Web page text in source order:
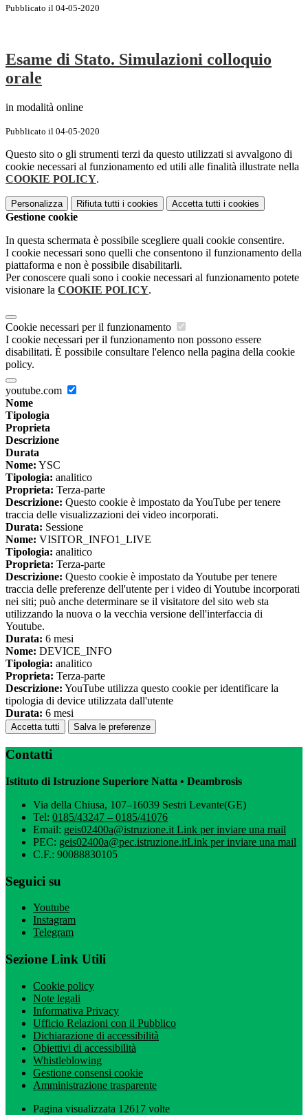
Pubblicato il 04-05-2020
Esame di Stato. Simulazioni colloquio
orale
in modalità online
Pubblicato il 04-05-2020
Questo sito o gli strumenti terzi da questo utilizzati si avvalgono di
cookie necessari al funzionamento ed utili alle finalità illustrate nella
COOKIE POLICY.
Personalizza Rifiuta tutti i cookies Accetta tutti i cookies
Gestione cookie
In questa schermata è possibile scegliere quali cookie consentire.
I cookie necessari sono quelli che consentono il funzionamento della
piattaforma e non è possibile disabilitarli.
Per conoscere quali sono i cookie necessari al funzionamento potete
visionare la COOKIE POLICY.
Cookie necessari per il funzionamento
I cookie necessari per il funzionamento non possono essere
disabilitati. È possibile consultare l'elenco nella pagina della cookie
policy.
youtube.com
Nome
Tipologia
Proprieta
Descrizione
Durata
Nome: YSC
Tipologia: analitico
Proprieta: Terza-parte
Descrizione: Questo cookie è impostato da YouTube per tenere
traccia delle visualizzazioni dei video incorporati.
Durata: Sessione
Nome: VISITOR_INFO1_LIVE
Tipologia: analitico
Proprieta: Terza-parte
Descrizione: Questo cookie è impostato da Youtube per tenere
traccia delle preferenze dell'utente per i video di Youtube incorporati
nei siti; può anche determinare se il visitatore del sito web sta
utilizzando la nuova o la vecchia versione dell'interfaccia di
Youtube.
Durata: 6 mesi
Nome: DEVICE_INFO
Tipologia: analitico
Proprieta: Terza-parte
Descrizione: YouTube utilizza questo cookie per identificare la
tipologia di device utilizzata dall'utente
Durata: 6 mesi
Accetta tutti Salva le preferenze
Contatti
Istituto di Istruzione Superiore Natta • Deambrosis
Via della Chiusa, 107–16039 Sestri Levante(GE)
Tel: 0185/43247 – 0185/41076
Email: geis02400a@istruzione.it Link per inviare una mail
PEC: geis02400a@pec.istruzione.itLink per inviare una mail
C.F.: 90088830105
Seguici su
Youtube
Instagram
Telegram
Sezione Link Utili
Cookie policy
Note legali
Informativa Privacy
Ufficio Relazioni con il Pubblico
Dichiarazione di accessibilità
Obiettivi di accessibilità
Whistleblowing
Gestione consensi cookie
Amministrazione trasparente
Pagina visualizzata 12617 volte